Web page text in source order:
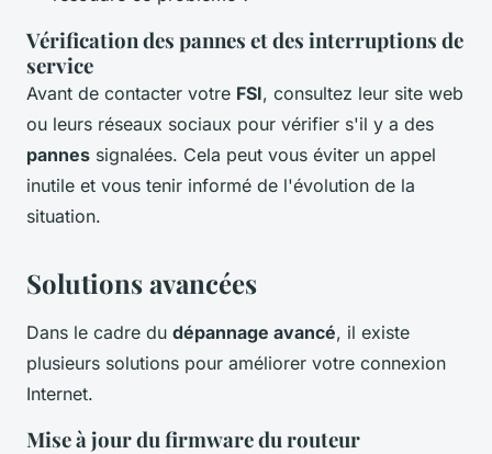
Vérification des pannes et des interruptions de
service
Avant de contacter votre FSI, consultez leur site web
ou leurs réseaux sociaux pour vérifier s'il y a des
pannes signalées. Cela peut vous éviter un appel
inutile et vous tenir informé de l'évolution de la
situation.
Solutions avancées
Dans le cadre du dépannage avancé, il existe
plusieurs solutions pour améliorer votre connexion
Internet.
Mise à jour du firmware du routeur